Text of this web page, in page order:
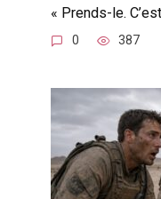
« Prends-le.
0 387